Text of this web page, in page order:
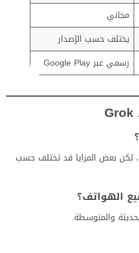
مجاني
يختلف حسب الإصدار
رسمي عبر Google Play
لكن بعض المزايا قد تختلف حسب
الهواتف؟
والمتوسطة.